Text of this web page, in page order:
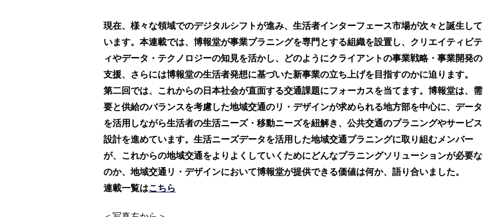
現在、様々な領域でのデジタルシフトが進み、生活者インターフェース市場が次々と誕生して
います。本連載では、博報堂が事業プラニングを専門とする組織を設置し、クリエイティビテ
ィやデータ・テクノロジーの知見を活かし、どのようにクライアントの事業戦略・事業開発の
支援、さらには博報堂の生活者発想に基づいた新事業の立ち上げを目指すのかに迫ります。
第二回では、これからの日本社会が直面する交通課題にフォーカスを当てます。博報堂は、需
要と供給のバランスを考慮した地域交通のリ・デザインが求められる地方部を中心に、データ
を活用しながら生活者の生活ニーズ・移動ニーズを紐解き、公共交通のプラニングやサービス
設計を進めています。生活ニーズデータを活用した地域交通プラニングに取り組むメンバー
が、これからの地域交通をよりよくしていくためにどんなプラニングソリューションが必要な
のか、地域交通リ・デザインにおいて博報堂が提供できる価値は何か、語り合いました。
連載一覧はこちら